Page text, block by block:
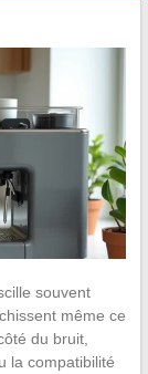
souvent
même ce
du bruit,
la compatibilité